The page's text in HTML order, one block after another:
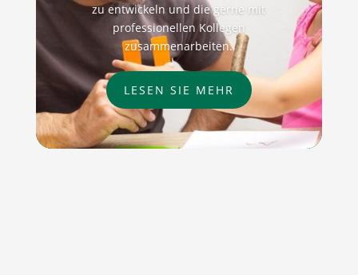
zu entwickeln und die gerne mit
professionellen Kollegen
zusammenarbeiten.
LESEN SIE MEHR